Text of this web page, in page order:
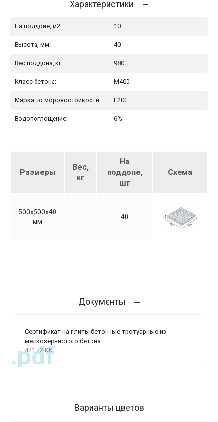
Характеристики
На поддоне, м2: 10
Высота, мм: 40
Вес поддона, кг: 980
Класс бетона: М400
Марка по морозостойкости: F200
Водопоглощение: 6%
Размеры
Вес,
кг
На
поддоне,
шт
Схема
500х500х40
мм
40
Документы
Сертификат на плиты бетонные тротуарные из
мелкозернистого бетона
421.72 КБ
.pdf
Варианты цветов